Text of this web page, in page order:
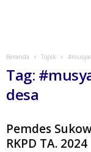
Beranda Topik
Tag:
desa
Pemdes
RKPD TA. 2024